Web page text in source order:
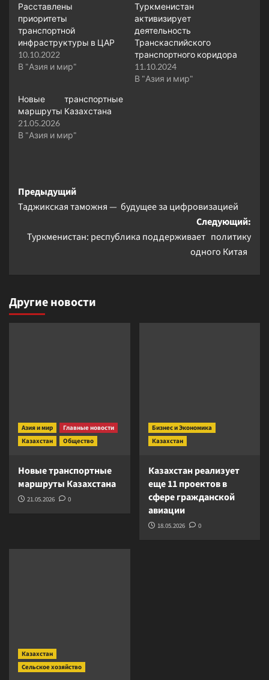
Расставлены
приоритеты
транспортной
инфраструктуры в ЦАР
10.10.2022
В "Азия и мир"
Туркменистан
активизирует
деятельность
Транскаспийского
транспортного коридора
11.10.2024
В "Азия и мир"
Новые транспортные
маршруты Казахстана
21.05.2026
В "Азия и мир"
Навигация
записи
Предыдущий
Таджикская таможня — будущее за цифровизацией
Следующий:
Туркменистан: республика поддерживает политику
одного Китая
Другие новости
Азия и мир
Главные новости
Казахстан
Общество
Новые транспортные
маршруты Казахстана
21.05.2026 0
Бизнес и Экономика
Казахстан
Казахстан реализует
еще 11 проектов в
сфере гражданской
авиации
18.05.2026 0
Казахстан
Сельское хозяйство